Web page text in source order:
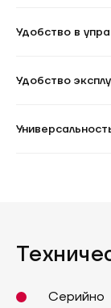
Удобство в
Удобство
Серийно